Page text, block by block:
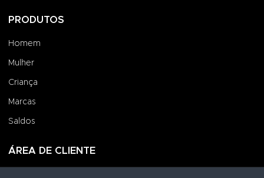
PRODUTOS
Homem
Mulher
Criança
Marcas
Saldos
ÁREA DE CLIENTE